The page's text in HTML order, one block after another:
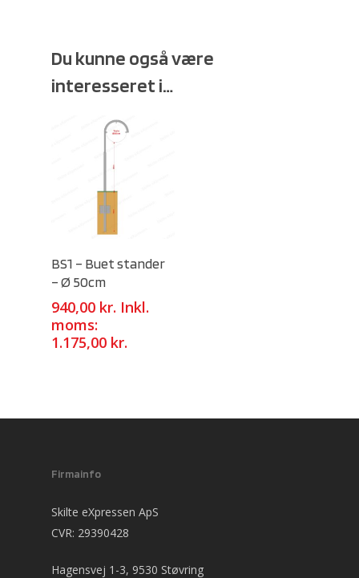
Du kunne også være
interesseret i…
BS1 – Buet stander
– Ø 50cm
940,00 kr. Inkl.
moms:
1.175,00 kr.
Firmainfo
Skilte eXpressen ApS
CVR: 29390428
Hagensvej 1-3, 9530 Støvring